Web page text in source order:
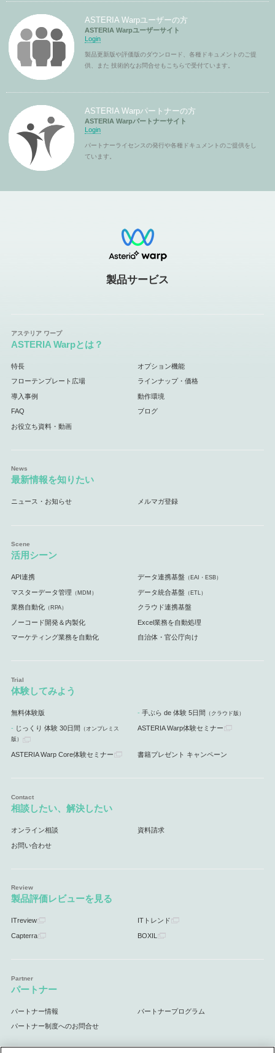
ASTERIA Warpユーザーの方
ASTERIA Warpユーザーサイト
Login
製品更新版や評価版のダウンロード、各種ドキュメントのご提
供、また 技術的なお問合せもこちらで受付ています。
ASTERIA Warpパートナーの方
ASTERIA Warpパートナーサイト
Login
パートナーライセンスの発行や各種ドキュメントのご提供をし
ています。
製品サービス
ASTERIA Warpとは？
特長 オプション機能
フローテンプレート広場 ラインナップ・価格
導入事例 動作環境
FAQ ブログ
お役立ち資料・動画
最新情報を知りたい
ニュース・お知らせ メルマガ登録
活用シーン
API連携 データ連携基盤 （EAI・ESB）
マスターデータ管理 （MDM） データ統合基盤 （ETL）
業務自動化（RPA） クラウド連携基盤
ノーコード開発＆内製化 Excel業務を自動処理
マーケティング業務を自動化 自治体・官公庁向け
体験してみよう
無料体験版 手ぶら de 体験 5日間 （クラウド版）
じっくり 体験 30日間 （オンプレミス
版）
ASTERIA Warp体験セミナー
ASTERIA Warp Core体験セミナー 書籍プレゼント キャンペーン
相談したい、解決したい
オンライン相談 資料請求
お問い合わせ
製品評価レビューを見る
ITreview ITトレンド
Capterra BOXIL
パートナー
パートナー情報 パートナープログラム
パートナー制度へのお問合せ